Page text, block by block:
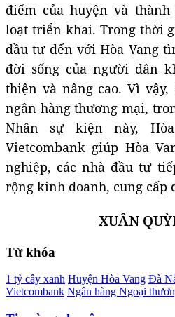
điểm của huyện và
loạt triển khai. Trong thời
đầu tư đến với Hòa Vang
đời sống của người dân
thiện và nâng cao. Vì
ngân hàng thương mại,
Nhân sự kiện này,
Vietcombank giúp Hòa
nghiệp, các nhà đầu tư
rộng kinh doanh, cung cấp
XUÂN
Từ khóa
1 tỷ cây xanh Huyện Hòa Vang Đà
Vietcombank Ngân hàng Ngoại